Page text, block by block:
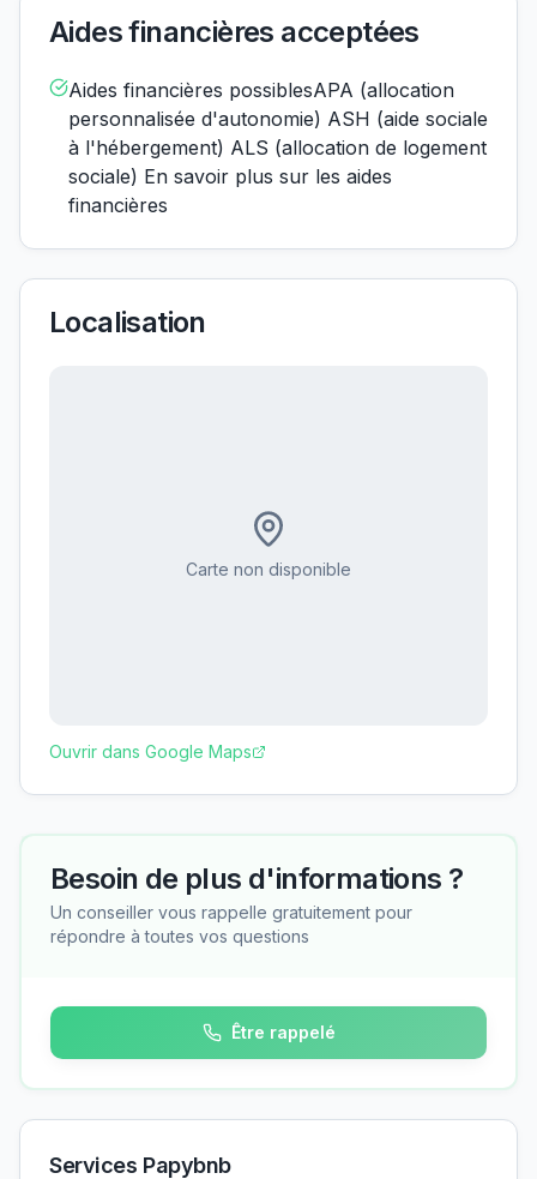
Aides financières acceptées
Aides financières possiblesAPA (allocation
personnalisée d'autonomie) ASH (aide sociale
à l'hébergement) ALS (allocation de logement
sociale) En savoir plus sur les aides
financières
Localisation
Carte non disponible
Ouvrir dans Google Maps
Besoin de plus d'informations ?
Un conseiller vous rappelle gratuitement pour
répondre à toutes vos questions
Être rappelé
Services Papybnb